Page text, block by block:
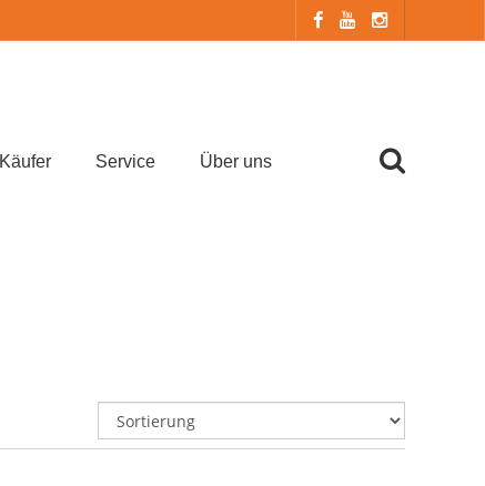
Käufer Service Über uns